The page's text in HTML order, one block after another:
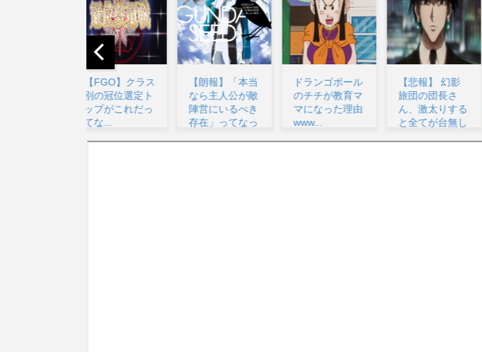
ドランゴボール
のチチが教育マ
マになった理由
www...
【悲報】 幻影
旅団の団長さ
ん、激太りする
と全てが台無し
【ラブライ
ブ！】降幡愛さ
んがドッキリ
GPに出
【朗報】「本当
なら主人公が敵
陣営にいるべき
存在」ってなっ